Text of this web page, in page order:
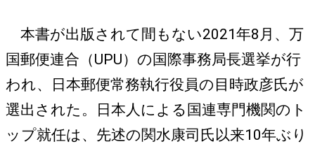
本書が出版されて間もない2021年8月、万
国郵便連合（UPU）の国際事務局長選挙が行
われ、日本郵便常務執行役員の目時政彦氏が
選出された。日本人による国連専門機関のト
ップ就任は、先述の関水康司氏以来10年ぶり